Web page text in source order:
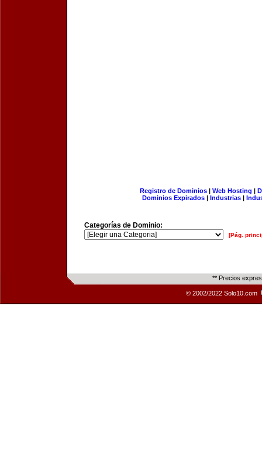
Registro de Dominios| Web Hosting |
Dominios Expirados | Industrias |
Categorías de Dominio:
[Pág.
** Precios
© 2002/2022 Solo10.com